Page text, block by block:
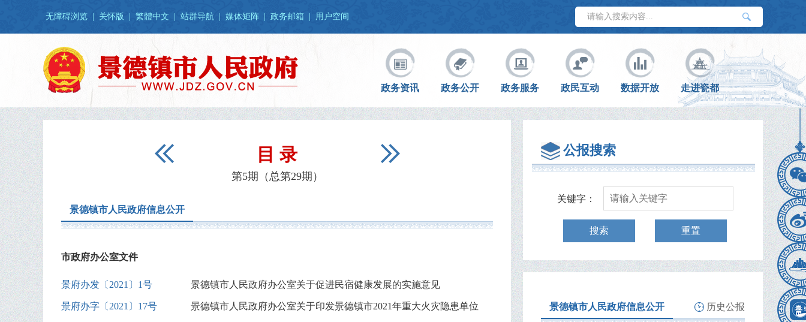
无障碍浏览 关怀版 繁體中文 站群导航 媒体矩阵 政务邮箱 用户空间
政务资讯 政务公开 政务服务 政民互动 数据开放 走进瓷都
目 录
第5期（总第29期）
景德镇市人民政府信息公开
市政府办公室文件
景府办发〔2021〕1号 景德镇市人民政府办公室关于促进民宿健康发展的实施意见
景府办字〔2021〕17号 景德镇市人民政府办公室关于印发景德镇市2021年重大火灾隐患单位
公报搜索
关键字：
搜索 重置
景德镇市人民政府信息公开 历史公报